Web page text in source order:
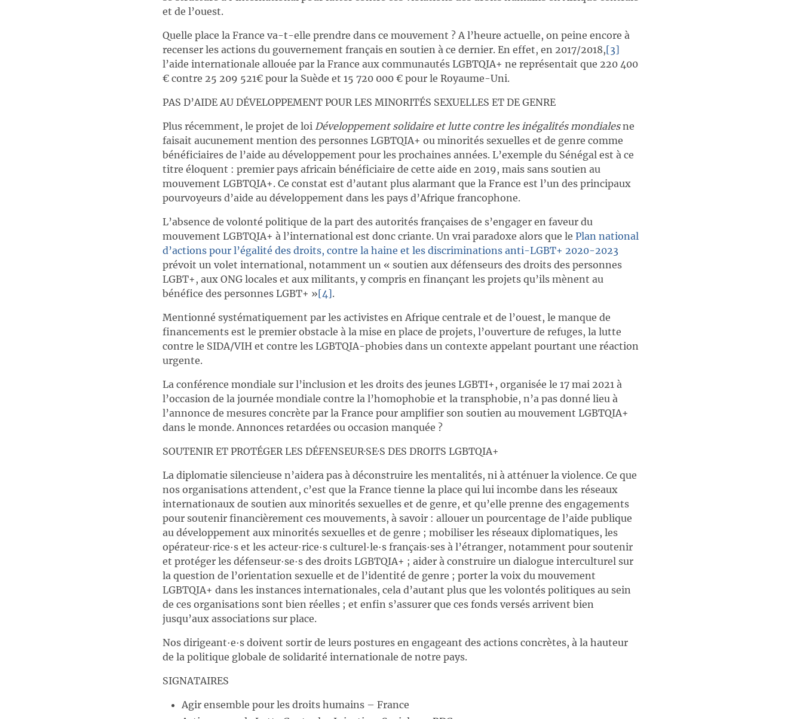
et de l’ouest.
Quelle place la France va-t-elle prendre dans ce mouvement ? A l’heure actuelle, on peine encore à
recenser les actions du gouvernement français en soutien à ce dernier. En effet, en 2017/2018,[3]
l’aide internationale allouée par la France aux communautés LGBTQIA+ ne représentait que 220 400
€ contre 25 209 521€ pour la Suède et 15 720 000 € pour le Royaume-Uni.
PAS D’AIDE AU DÉVELOPPEMENT POUR LES MINORITÉS SEXUELLES ET DE GENRE
Plus récemment, le projet de loi Développement solidaire et lutte contre les inégalités mondialesne
faisait aucunement mention des personnes LGBTQIA+ ou minorités sexuelles et de genre comme
bénéficiaires de l’aide au développement pour les prochaines années. L’exemple du Sénégal est à ce
titre éloquent : premier pays africain bénéficiaire de cette aide en 2019, mais sans soutien au
mouvement LGBTQIA+. Ce constat est d’autant plus alarmant que la France est l’un des principaux
pourvoyeurs d’aide au développement dans les pays d’Afrique francophone.
L’absence de volonté politique de la part des autorités françaises de s’engager en faveur du
mouvement LGBTQIA+ à l’international est donc criante. Un vrai paradoxe alors que le Plan national
d’actions pour l’égalité des droits, contre la haine et les discriminations anti-LGBT+ 2020-2023
prévoit un volet international, notamment un « soutien aux défenseurs des droits des personnes
LGBT+, aux ONG locales et aux militants, y compris en finançant les projets qu’ils mènent au
bénéfice des personnes LGBT+ »[4].
Mentionné systématiquement par les activistes en Afrique centrale et de l’ouest, le manque de
financements est le premier obstacle à la mise en place de projets, l’ouverture de refuges, la lutte
contre le SIDA/VIH et contre les LGBTQIA-phobies dans un contexte appelant pourtant une réaction
urgente.
La conférence mondiale sur l’inclusion et les droits des jeunes LGBTI+, organisée le 17 mai 2021 à
l’occasion de la journée mondiale contre la l’homophobie et la transphobie, n’a pas donné lieu à
l’annonce de mesures concrète par la France pour amplifier son soutien au mouvement LGBTQIA+
dans le monde. Annonces retardées ou occasion manquée ?
SOUTENIR ET PROTÉGER LES DÉFENSEUR·SE·S DES DROITS LGBTQIA+
La diplomatie silencieuse n’aidera pas à déconstruire les mentalités, ni à atténuer la violence. Ce que
nos organisations attendent, c’est que la France tienne la place qui lui incombe dans les réseaux
internationaux de soutien aux minorités sexuelles et de genre, et qu’elle prenne des engagements
pour soutenir financièrement ces mouvements, à savoir : allouer un pourcentage de l’aide publique
au développement aux minorités sexuelles et de genre ; mobiliser les réseaux diplomatiques, les
opérateur∙rice∙s et les acteur∙rice∙s culturel∙le∙s français∙ses à l’étranger, notamment pour soutenir
et protéger les défenseur∙se∙s des droits LGBTQIA+ ; aider à construire un dialogue interculturel sur
la question de l’orientation sexuelle et de l’identité de genre ; porter la voix du mouvement
LGBTQIA+ dans les instances internationales, cela d’autant plus que les volontés politiques au sein
de ces organisations sont bien réelles ; et enfin s’assurer que ces fonds versés arrivent bien
jusqu’aux associations sur place.
Nos dirigeant∙e∙s doivent sortir de leurs postures en engageant des actions concrètes, à la hauteur
de la politique globale de solidarité internationale de notre pays.
SIGNATAIRES
Agir ensemble pour les droits humains – France